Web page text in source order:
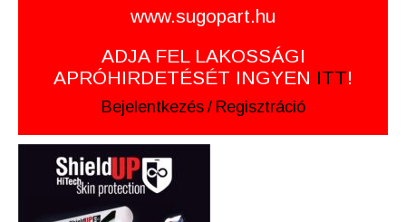
www.sugopart.hu
ADJA FEL LAKOSSÁGI
APRÓHIRDETÉSÉT INGYEN ITT!
Bejelentkezés / Regisztráció